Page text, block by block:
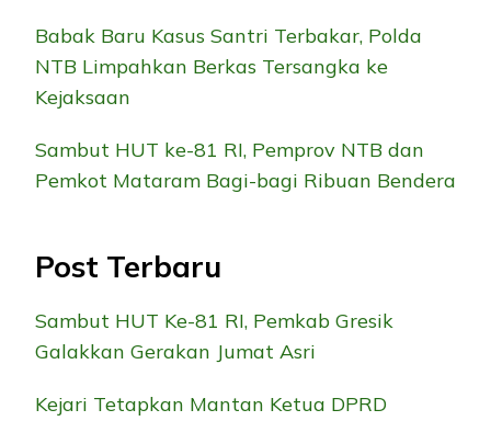
Babak Baru Kasus Santri Terbakar, Polda
NTB Limpahkan Berkas Tersangka ke
Kejaksaan
Sambut HUT ke-81 RI, Pemprov NTB dan
Pemkot Mataram Bagi-bagi Ribuan Bendera
Post Terbaru
Sambut HUT Ke-81 RI, Pemkab Gresik
Galakkan Gerakan Jumat Asri
Kejari Tetapkan Mantan Ketua DPRD